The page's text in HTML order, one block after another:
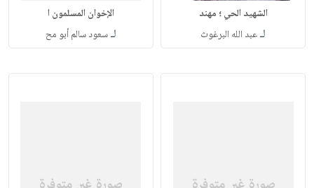
الشهيد الحي ؛ مهند
لـعبد الله البرغوث
الإخوان المسلمون ا
لـسعود سالم أبو مح